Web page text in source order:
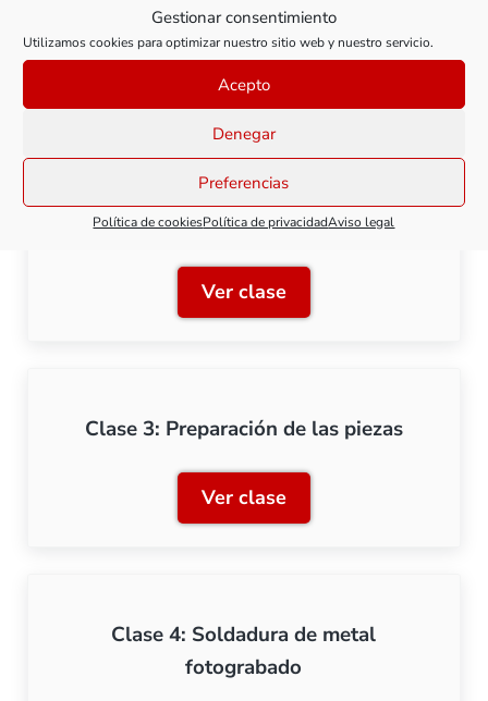
Gestionar consentimiento
Utilizamos cookies para optimizar nuestro sitio web y nuestro servicio.
Acepto
Denegar
Preferencias
Política de cookiesPolítica de privacidadAviso legal
Ver claseClase 1: Herramientas
Clase 2: Soldadores para montar
fotograbados
Ver claseClase 2: Soldadores para
Clase 3: Preparación de las piezas
Ver claseClase 3: Preparación de
Clase 4: Soldadura de metal
fotograbado